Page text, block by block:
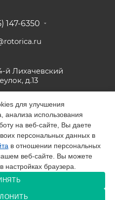
147-6350
й Лихачевский
д.13
в Victory
для улучшения
анализа использования
на веб-сайте, Вы даете
персональных данных в
в отношении персональных
веб-сайте. Вы можете
настройках браузера.